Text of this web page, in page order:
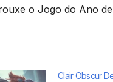
o Jogo do Ano de
Clair Obscur